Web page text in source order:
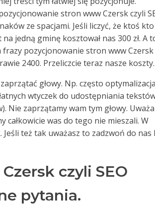
stron www Czersk czyli
ze spacjami. Jeśli liczyć, że ktoś
jedną gminę kosztował nas 300 zł. A
pozycjonowanie stron www Czersk
2400. Przeliczcie teraz nasze koszty.
głowy. Np. często optymalizacja
wtyczek do udostępniania
Nie zaprzątamy wam tym głowy.
całkowicie was do tego nie mieszali. W
też tak uważasz to zadzwoń do nas
czyli SEO
pytania.